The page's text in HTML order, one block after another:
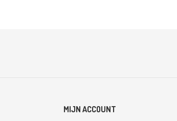
MIJN ACCOUNT